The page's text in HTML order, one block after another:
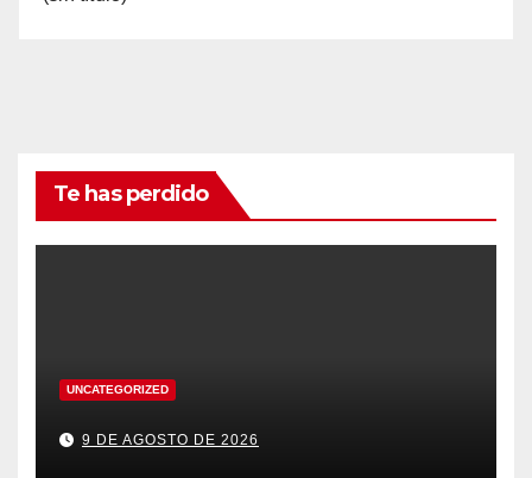
Te has perdido
UNCATEGORIZED
9 DE AGOSTO DE 2026